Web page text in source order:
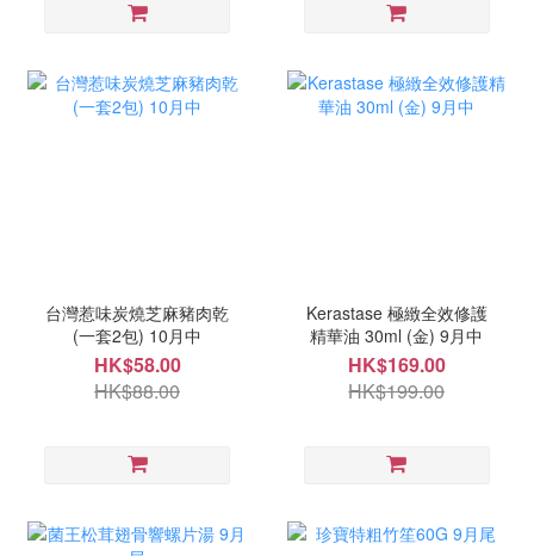
台灣惹味炭燒芝麻豬肉乾
(一套2包) 10月中
HK$58.00
HK$88.00
Kerastase 極緻全效修護
精華油 30ml (金) 9月中
HK$169.00
HK$199.00